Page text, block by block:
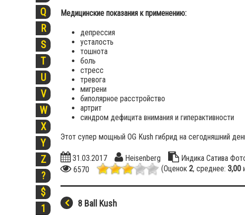
Q
R
S
T
U
V
W
X
Y
Z
?
$
1
Медицинские показания к применению:
депрессия
усталость
тошнота
боль
стресс
тревога
мигрени
биполярное расстройство
артрит
синдром дефицита внимания и гиперактивности
Этот супер мощный OG Kush гибрид на сегодняшний
31.03.2017 Heisenberg Индика Сатива
6570
(Оценок 2, среднее: 3,00
8 Ball Kush